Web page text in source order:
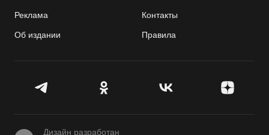
Реклама Контакты
Об издании Правила